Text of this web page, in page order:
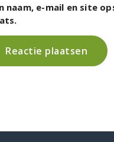
naam, e-mail en site